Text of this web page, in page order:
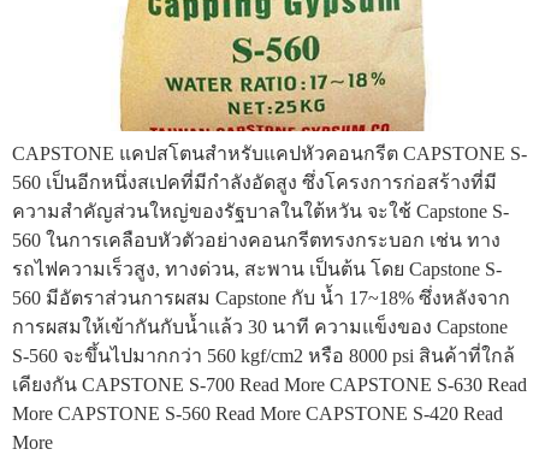
CAPSTONE แคปสโตนสำหรับแคปหัวคอนกรีต CAPSTONE S-
560 เป็นอีกหนึ่งสเปคที่มีกำลังอัดสูง ซึ่งโครงการก่อสร้างที่มี
ความสำคัญส่วนใหญ่ของรัฐบาลในใต้หวัน จะใช้ Capstone S-
560 ในการเคลือบหัวตัวอย่างคอนกรีตทรงกระบอก เช่น ทาง
รถไฟความเร็วสูง, ทางด่วน, สะพาน เป็นต้น โดย Capstone S-
560 มีอัตราส่วนการผสม Capstone กับ น้ำ 17~18% ซึ่งหลังจาก
การผสมให้เข้ากันกับน้ำแล้ว 30 นาที ความแข็งของ Capstone
S-560 จะขึ้นไปมากกว่า 560 kgf/cm2 หรือ 8000 psi สินค้าที่ใกล้
เคียงกัน CAPSTONE S-700 Read More CAPSTONE S-630 Read
More CAPSTONE S-560 Read More CAPSTONE S-420 Read
More